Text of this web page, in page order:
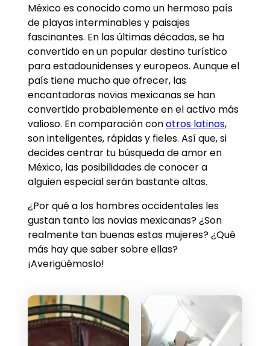
México es conocido como un hermoso país
de playas interminables y paisajes
fascinantes. En las últimas décadas, se ha
convertido en un popular destino turístico
para estadounidenses y europeos. Aunque el
país tiene mucho que ofrecer, las
encantadoras novias mexicanas se han
convertido probablemente en el activo más
valioso. En comparación conotros latinos,
son inteligentes, rápidas y fieles. Así que, si
decides centrar tu búsqueda de amor en
México, las posibilidades de conocer a
alguien especial serán bastante altas.
¿Por qué a los hombres occidentales les
gustan tanto las novias mexicanas? ¿Son
realmente tan buenas estas mujeres? ¿Qué
más hay que saber sobre ellas?
¡Averigüémoslo!